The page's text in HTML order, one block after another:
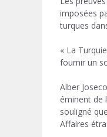
imposées
turques
« La
fournir un
Alber
éminent de
souligné
Affaires